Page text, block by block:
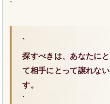
`
`
探すべきは、あなたに
て相手にとって譲れな
す。
`